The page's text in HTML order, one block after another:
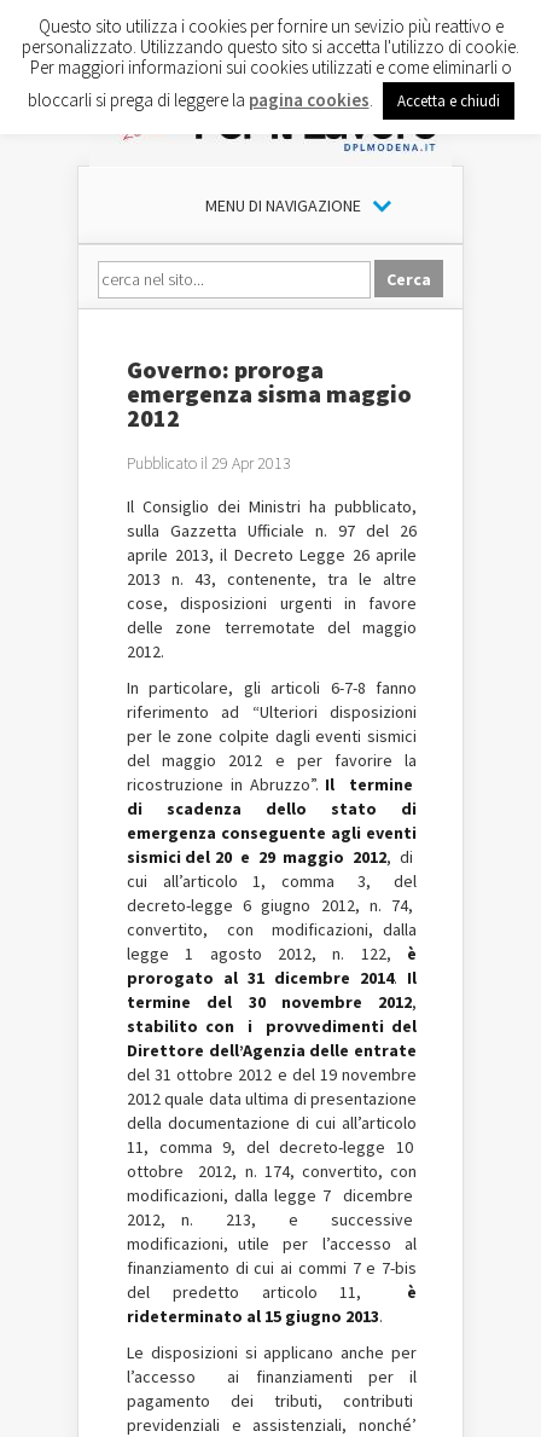
MENU DI NAVIGAZIONE
Governo: proroga
emergenza sisma maggio
2012
Pubblicato il 29 Apr 2013
Il Consiglio dei Ministri ha pubblicato,
sulla Gazzetta Ufficiale n. 97 del 26
aprile 2013, il Decreto Legge 26 aprile
2013 n. 43, contenente, tra le altre
cose, disposizioni urgenti in favore
delle zone terremotate del maggio
2012.
In particolare, gli articoli 6-7-8 fanno
riferimento ad “Ulteriori disposizioni
per le zone colpite dagli eventi sismici
del maggio 2012 e per favorire la
ricostruzione in Abruzzo”. Il termine
di scadenza dello stato di
emergenza conseguente agli eventi
sismici del 20 e 29 maggio 2012, di
cui all’articolo 1, comma 3, del
decreto-legge 6 giugno 2012, n. 74,
convertito, con modificazioni, dalla
legge 1 agosto 2012, n. 122, è
prorogato al 31 dicembre 2014. Il
termine del 30 novembre 2012,
stabilito con i provvedimenti del
Direttore dell’Agenzia delle entrate
del 31 ottobre 2012 e del 19 novembre
2012 quale data ultima di presentazione
della documentazione di cui all’articolo
11, comma 9, del decreto-legge 10
ottobre 2012, n. 174, convertito, con
modificazioni, dalla legge 7 dicembre
2012, n. 213, e successive
modificazioni, utile per l’accesso al
finanziamento di cui ai commi 7 e 7-bis
del predetto articolo 11, è
rideterminato al 15 giugno 2013.
Le disposizioni si applicano anche per
l’accesso ai finanziamenti per il
pagamento dei tributi, contributi
previdenziali e assistenziali, nonché’
Questo sito utilizza i cookies per fornire un sevizio più reattivo e
personalizzato. Utilizzando questo sito si accetta l'utilizzo di cookie.
Per maggiori informazioni sui cookies utilizzati e come eliminarli o
bloccarli si prega di leggere la pagina cookies Accetta e chiudi